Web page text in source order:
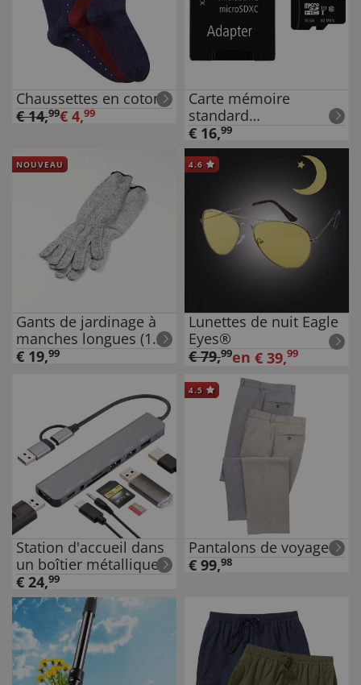
Chaussettes en coton
€14,99€ 4,99
Carte mémoire
standard
correspondante 16 Go
€ 16,99
NOUVEAU
Gants de jardinage à
manches longues (1
paire)
€ 19,99
4.6
Lunettes de nuit Eagle
Eyes®
€79,99en € 39,99
Station d'accueil dans
un boîtier métallique
€ 24,99
4.5
Pantalons de voyage
€ 99,98